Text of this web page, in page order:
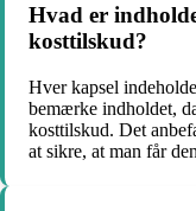
Hvad er
kosttilskud?
Hver kapsel
bemærke indholdet,
kosttilskud. Det
at sikre, at man får